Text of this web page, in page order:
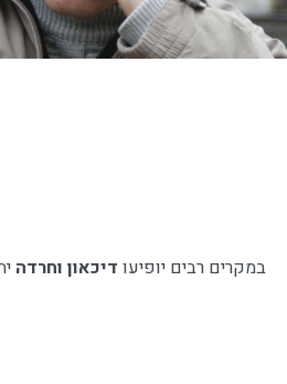
במקרים רבים יופיעו דיכאון וחרדה